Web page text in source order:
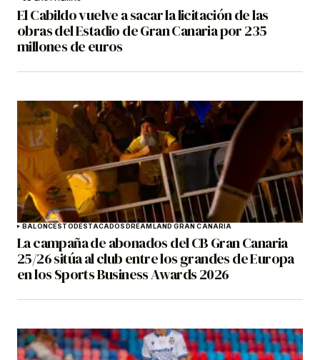
El Cabildo vuelve a sacar la licitación de las
obras del Estadio de Gran Canaria por 235
millones de euros
BALONCESTODESTACADOSDREAMLAND GRAN CANARIA
La campaña de abonados del CB Gran Canaria
25/26 sitúa al club entre los grandes de Europa
en los Sports Business Awards 2026